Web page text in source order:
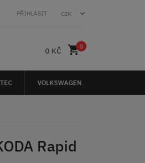
PŘIHLÁSIT
0 KČ 0
VOLKSWAGEN
Rapid